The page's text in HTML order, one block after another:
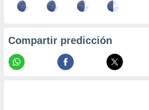
Compartir predicción